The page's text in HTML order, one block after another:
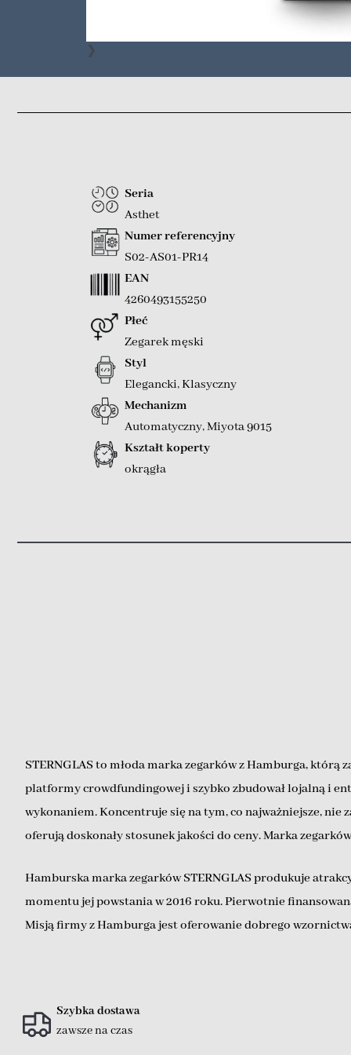
❯
Seria
Asthet
Numer referencyjny
S02-AS01-PR14
EAN
4260493155250
Płeć
Zegarek męski
Styl
Elegancki,Klasyczny
Mechanizm
Automatyczny,Miyota 9015
Kształt koperty
okrągła
STERNGLAS to młoda marka zegarków z Hamburga,
platformy crowdfundingowej i szybko zbudował lojalną i
wykonaniem. Koncentruje się na tym, co najważniejsze, nie
oferują doskonały stosunek jakości do ceny. Marka
Hamburska marka zegarków STERNGLAS produkuje
momentu jej powstania w 2016 roku. Pierwotnie
Misją firmy z Hamburga jest oferowanie dobrego
Szybka dostawa
zawsze na czas